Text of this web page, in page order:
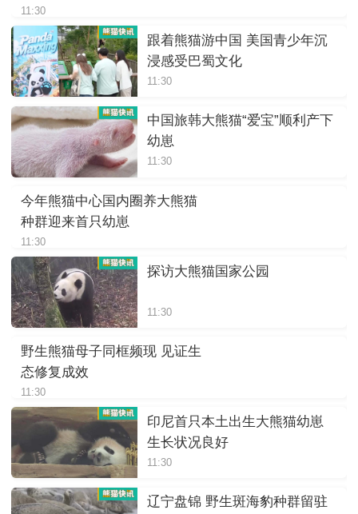
11:30
跟着熊猫游中国 美国青少年沉
浸感受巴蜀文化
11:30
中国旅韩大熊猫“爱宝”顺利产下
幼崽
11:30
今年熊猫中心国内圈养大熊猫
种群迎来首只幼崽
11:30
探访大熊猫国家公园
11:30
野生熊猫母子同框频现 见证生
态修复成效
11:30
印尼首只本土出生大熊猫幼崽
生长状况良好
11:30
辽宁盘锦 野生斑海豹种群留驻